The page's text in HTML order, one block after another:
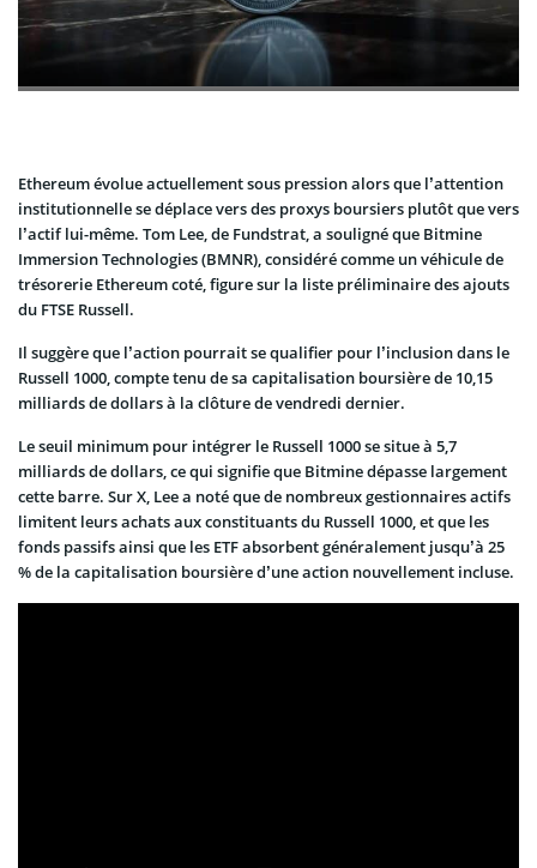
Ethereum évolue actuellement sous pression alors que l’attention
institutionnelle se déplace vers des proxys boursiers plutôt que vers
l’actif lui-même. Tom Lee, de Fundstrat, a souligné que Bitmine
Immersion Technologies (BMNR), considéré comme un véhicule de
trésorerie Ethereum coté, figure sur la liste préliminaire des ajouts
du FTSE Russell.
Il suggère que l’action pourrait se qualifier pour l’inclusion dans le
Russell 1000, compte tenu de sa capitalisation boursière de 10,15
milliards de dollars à la clôture de vendredi dernier.
Le seuil minimum pour intégrer le Russell 1000 se situe à 5,7
milliards de dollars, ce qui signifie que Bitmine dépasse largement
cette barre. Sur X, Lee a noté que de nombreux gestionnaires actifs
limitent leurs achats aux constituants du Russell 1000, et que les
fonds passifs ainsi que les ETF absorbent généralement jusqu’à 25
% de la capitalisation boursière d’une action nouvellement incluse.